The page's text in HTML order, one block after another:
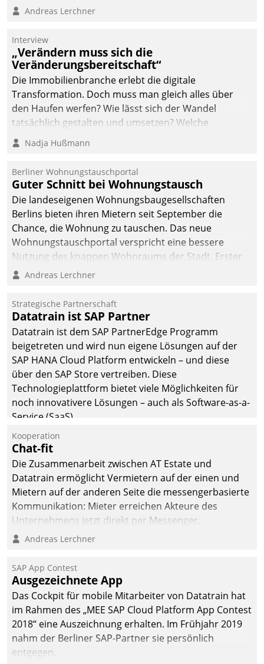
Andreas Lerchner
Interview
„Verändern muss sich die
Veränderungsbereitschaft“
Die Immobilienbranche erlebt die digitale
Transformation. Doch muss man gleich alles über
den Haufen werfen? Wie lässt sich der Wandel
tatsächlich gestalten und umsetzen? Welche
Argumente zählen wirklich?
Nadja Hußmann
Berliner Wohnungstauschportal
Guter Schnitt bei Wohnungstausch
Die landeseigenen Wohnungsbaugesellschaften
Berlins bieten ihren Mietern seit September die
Chance, die Wohnung zu tauschen. Das neue
Wohnungstauschportal verspricht eine bessere
Nutzung des knappen Wohnraums der Stadt. Erster
Anwendungsfall für Datatrains Lösung API-Hub mit
Unternehmen.
Andreas Lerchner
Strategische Partnerschaft
Datatrain ist SAP Partner
Datatrain ist dem SAP PartnerEdge Programm
beigetreten und wird nun eigene Lösungen auf der
SAP HANA Cloud Platform entwickeln – und diese
über den SAP Store vertreiben. Diese
Technologieplattform bietet viele Möglichkeiten für
noch innovativere Lösungen – auch als Software-as-a-
Service (SaaS).
Kooperation
Chat-fit
Die Zusammenarbeit zwischen AT Estate und
Datatrain ermöglicht Vermietern auf der einen und
Mietern auf der anderen Seite die messengerbasierte
Kommunikation: Mieter erreichen Akteure des
Unternehmens jetzt direkt per Messenger,
Mitarbeiter oder Dienstleister empfangen oder
Andreas Lerchner
SAP App Contest
Ausgezeichnete App
Das Cockpit für mobile Mitarbeiter von Datatrain hat
im Rahmen des „MEE SAP Cloud Platform App Contest
2018“ eine Auszeichnung erhalten. Im Frühjahr 2019
nahm der Berliner SAP-Partner sie persönlich
entgegen.